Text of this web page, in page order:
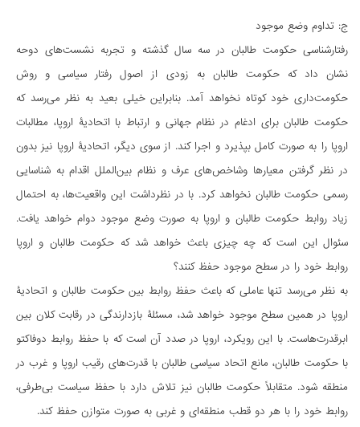
ج: تداوم وضع موجود
رفتارشناسی حکومت طالبان در سه سال گذشته و تجربه نشست‌های دوحه
نشان داد که حکومت طالبان به زودی از اصول رفتار سیاسی و روش
حکومت‌داری خود کوتاه نخواهد آمد. بنابراین خیلی بعید به نظر می‌رسد که
حکومت طالبان برای ادغام در نظام جهانی و ارتباط با اتحادیۀ اروپا، مطالبات
اروپا را به صورت کامل بپذیرد و اجرا کند. از سوی دیگر، اتحادیۀ اروپا نیز بدون
در نظر گرفتن معیارها وشاخص‌های عرف و نظام بین‌الملل اقدام به شناسایی
رسمی حکومت طالبان نخواهد کرد. با در نظرداشت این واقعیت‌ها، به احتمال
زیاد روابط حکومت طالبان و اروپا به صورت وضع موجود دوام خواهد یافت.
سئوال این است که چه چیزی باعث خواهد شد که حکومت طالبان و اروپا
روابط‌ خود را در سطح موجود حفظ کنند؟
به نظر می‌رسد تنها عاملی که باعث حفظ روابط بین حکومت طالبان و اتحادیۀ
اروپا در همین سطح موجود خواهد شد، مسئلۀ بازدارندگی در رقابت کلان بین
ابرقدرت‌هاست. با این رویکرد، اروپا در صدد آن است که با حفظ روابط دوفاکتو
با حکومت طالبان، مانع اتحاد سیاسی طالبان با قدرت‌های رقیب اروپا و غرب در
منطقه شود. متقابلاً حکومت طالبان نیز تلاش دارد با حفظ سیاست بی‌طرفی،
روابط خود را با هر دو قطب منطقه‌ای و غربی به صورت متوازن حفظ کند.